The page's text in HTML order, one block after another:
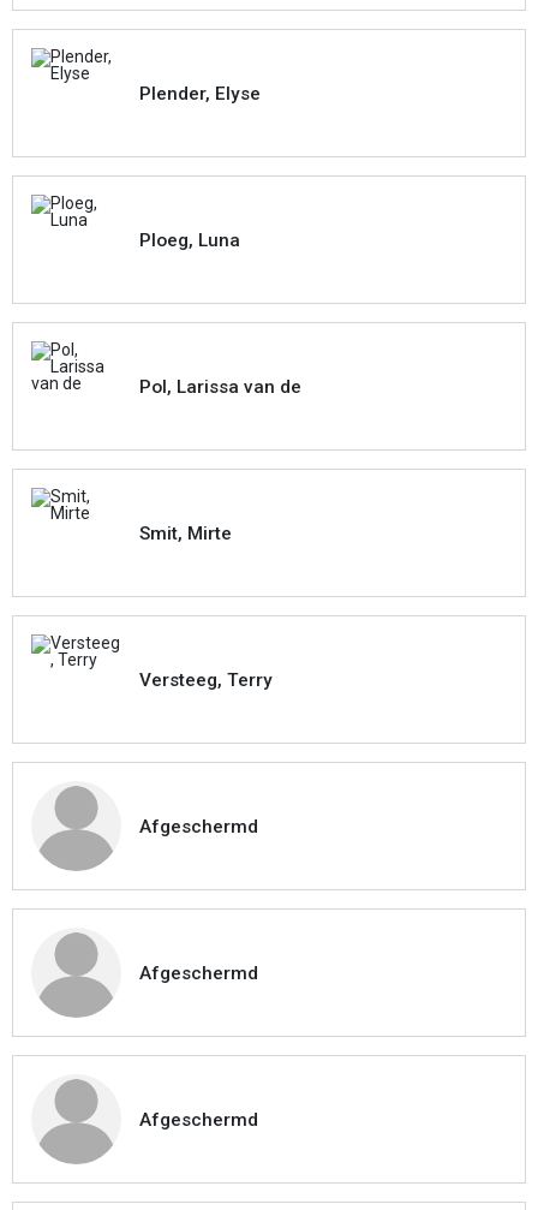
Plender, Elyse
Ploeg, Luna
Pol, Larissa van de
Smit, Mirte
Versteeg, Terry
Afgeschermd
Afgeschermd
Afgeschermd